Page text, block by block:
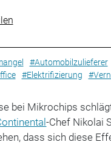
#Automobilzulieferer
#Elektrifizierung
bei Mikrochips
-Chef Nikolai
dass sich diese